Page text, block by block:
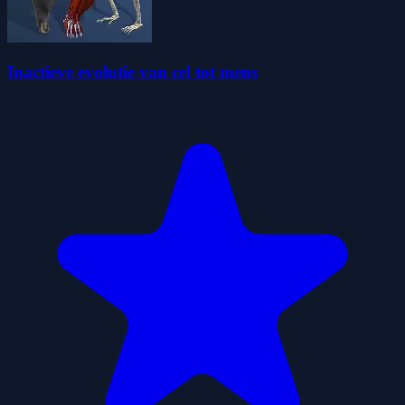
Inactieve evolutie van cel tot mens